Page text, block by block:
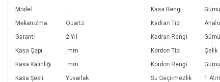
Model
- Kasa Rengi
Mekanizma
Quartz Kadran Tipi
Garanti
2 Yıl Kadran Rengi
Kasa Çapı
mm Kordon Tipi
Çelik
Kasa Kalınlığı
mm Kordon Rengi
Kasa Şekli
Yuvarlak Su Geçirmezlik
1 Atm